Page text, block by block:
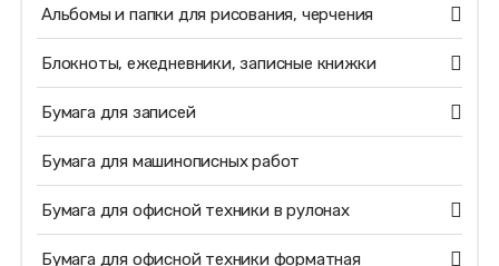
Альбомы и папки для рисования, черчения
Блокноты, ежедневники, записные книжки
Бумага для записей
Бумага для машинописных работ
Бумага для офисной техники в рулонах
Бумага для офисной техники форматная